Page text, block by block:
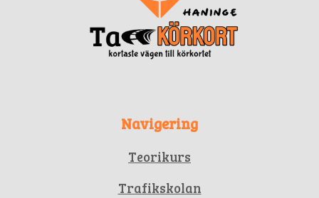
Navigering
Teorikurs
Trafikskolan